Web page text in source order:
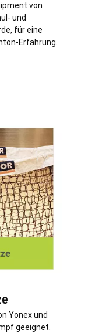
von
und
für eine
Erfahrung.
Yonex und
geeignet.